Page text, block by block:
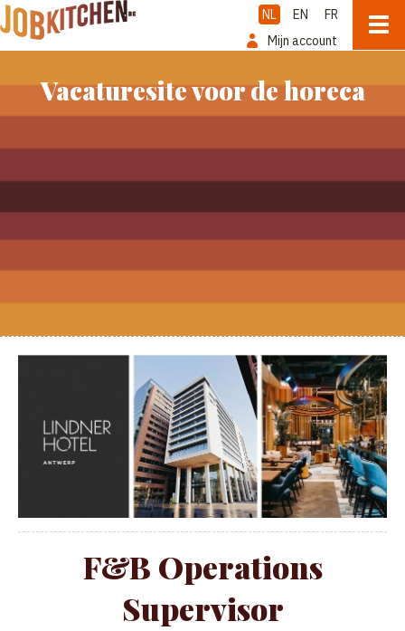
NL EN
FR
Mijn account
Vacaturesite voor de horeca
F&B Operations
Supervisor